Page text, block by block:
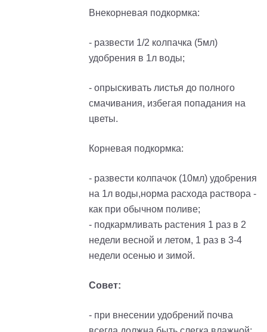
Внекорневая подкормка:
- развести 1/2 колпачка (5мл)
удобрения в 1л воды;
- опрыскивать листья до полного
смачивания, избегая попадания на
цветы.
Корневая подкормка:
- развести колпачок (10мл) удобрения
на 1л воды,норма расхода раствора -
как при обычном поливе;
- подкармливать растения 1 раз в 2
недели весной и летом, 1 раз в 3-4
недели осенью и зимой.
Совет:
- при внесении удобрений почва